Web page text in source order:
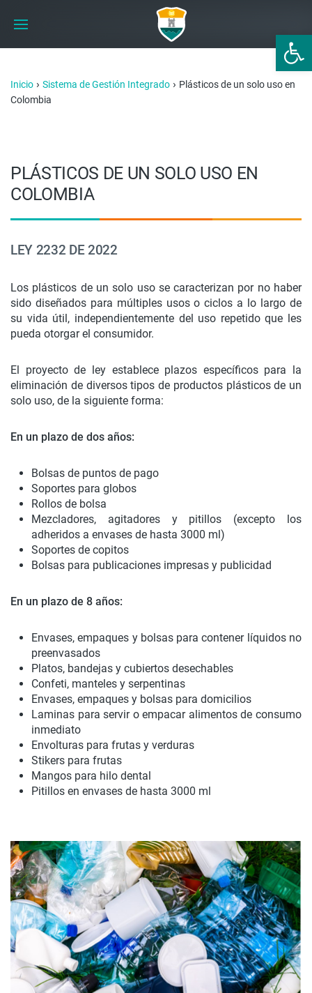
Abrir
Inicio › Sistema de Gestión Integrado › Plásticos de un solo uso en
Colombia
PLÁSTICOS DE UN SOLO USO EN
COLOMBIA
LEY 2232 DE 2022
Los plásticos de un solo uso se caracterizan por no haber
sido diseñados para múltiples usos o ciclos a lo largo de
su vida útil, independientemente del uso repetido que les
pueda otorgar el consumidor.
El proyecto de ley establece plazos específicos para la
eliminación de diversos tipos de productos plásticos de un
solo uso, de la siguiente forma:
En un plazo de dos años:
Bolsas de puntos de pago
Soportes para globos
Rollos de bolsa
Mezcladores, agitadores y pitillos (excepto los
adheridos a envases de hasta 3000 ml)
Soportes de copitos
Bolsas para publicaciones impresas y publicidad
En un plazo de 8 años:
Envases, empaques y bolsas para contener líquidos no
preenvasados
Platos, bandejas y cubiertos desechables
Confeti, manteles y serpentinas
Envases, empaques y bolsas para domicilios
Laminas para servir o empacar alimentos de consumo
inmediato
Envolturas para frutas y verduras
Stikers para frutas
Mangos para hilo dental
Pitillos en envases de hasta 3000 ml